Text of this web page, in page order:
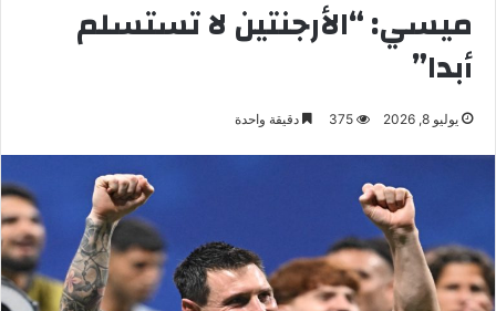
ميسي: “الأرجنتين لا تستسلم
أبدا”
يوليو 8, 2026 375 دقيقة واحدة